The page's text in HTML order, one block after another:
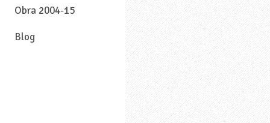
Obra 2004-15
Blog